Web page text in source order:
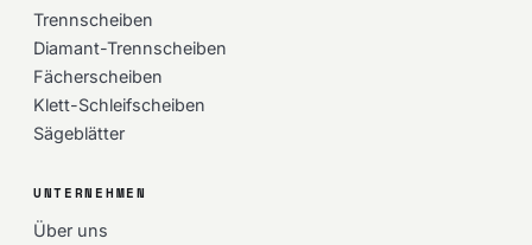
Trennscheiben
Diamant-Trennscheiben
Fächerscheiben
Klett-Schleifscheiben
Sägeblätter
UNTERNEHMEN
Über uns